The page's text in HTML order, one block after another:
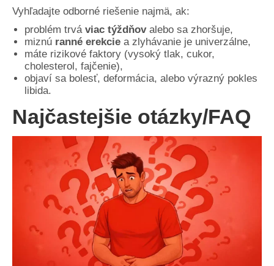
Vyhľadajte odborné riešenie najmä, ak:
problém trvá viac týždňovalebo sa zhoršuje,
miznú ranné erekcie a zlyhávanie je univerzálne,
máte rizikové faktory (vysoký tlak, cukor,
cholesterol, fajčenie),
objaví sa bolesť, deformácia, alebo výrazný pokles
libida.
Najčastejšie otázky/FAQ